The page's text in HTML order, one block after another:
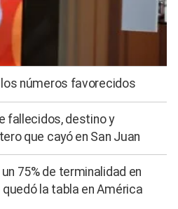
números favorecidos
fallecidos, destino y
que cayó en San Juan
75% de terminalidad en
la tabla en América